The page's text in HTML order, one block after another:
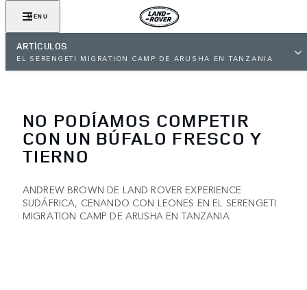
MENU
ARTÍCULOS
EL SERENGETI MIGRATION CAMP DE ARUSHA EN TANZANIA
NO PODÍAMOS COMPETIR
CON UN BÚFALO FRESCO Y
TIERNO
ANDREW BROWN DE LAND ROVER EXPERIENCE
SUDÁFRICA, CENANDO CON LEONES EN EL SERENGETI
MIGRATION CAMP DE ARUSHA EN TANZANIA